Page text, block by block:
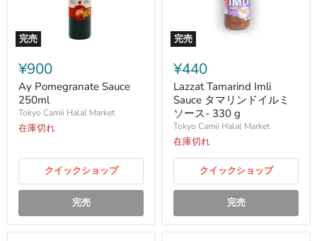
完売
Pomegranate
Sauce
250ml
¥900
Ay Pomegranate Sauce
250ml
Tokyo Camii Halal Market
在庫切れ
クイックショップ
完売
完売
Tamarind
Imli
Sauce
タ
マ
リ
ン
ド
ソ
¥440
Lazzat Tamarind Imli
Sauce タマリンドイルミ
ソース- 330 g
Tokyo Camii Halal Market
在庫切れ
クイックショップ
完売